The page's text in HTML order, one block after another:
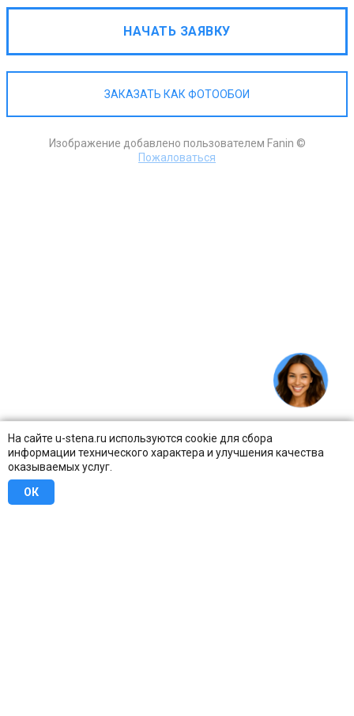
На сайте u-stena.ru используются cookie для сбора
информации технического характера и улучшения качества
оказываемых услуг.
ОК
НАЧАТЬ ЗАЯВКУ
ЗАКАЗАТЬ КАК ФОТООБОИ
Изображение добавлено пользователем Fanin ©
Пожаловаться